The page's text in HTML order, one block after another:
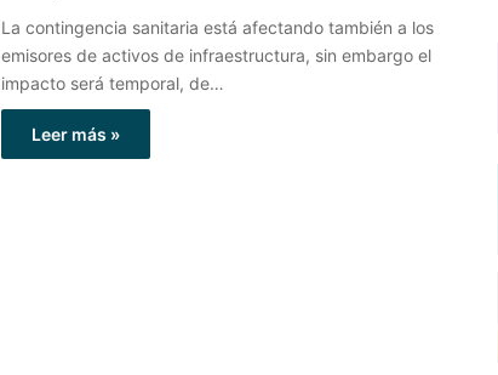
La contingencia sanitaria está afectando también a los
emisores de activos de infraestructura, sin embargo el
impacto será temporal, de…
Leer más »